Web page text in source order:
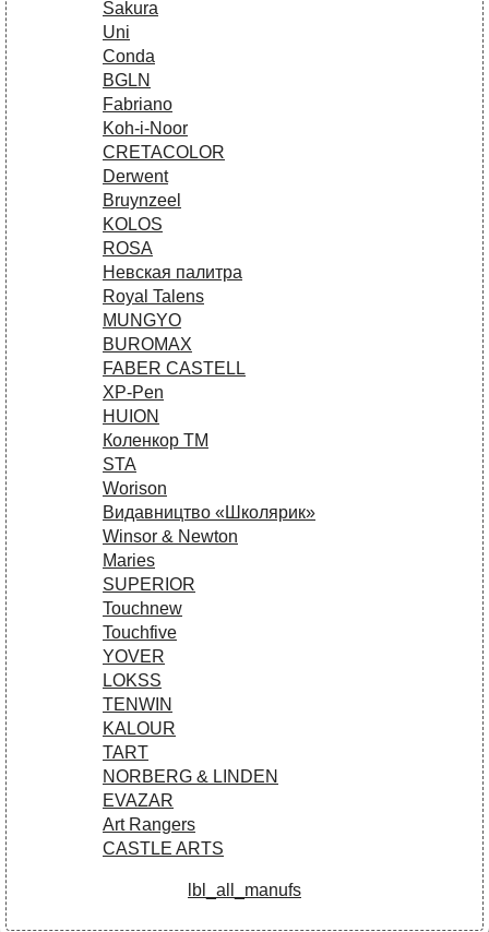
Sakura
Uni
Conda
BGLN
Fabriano
Koh-i-Noor
CRETACOLOR
Derwent
Bruynzeel
KOLOS
ROSA
Невская палитра
Royal Talens
MUNGYO
BUROMAX
FABER CASTELL
XP-Pen
HUION
Коленкор ТМ
STA
Worison
Видавництво «Школярик»
Winsor & Newton
Maries
SUPERIOR
Touchnew
Touchfive
YOVER
LOKSS
TENWIN
KALOUR
TART
NORBERG & LINDEN
EVAZAR
Art Rangers
CASTLE ARTS
lbl_all_manufs